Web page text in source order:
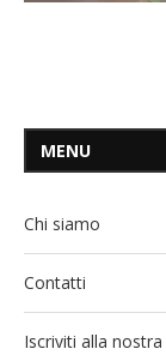
MENU
Chi siamo
Contatti
Iscriviti alla